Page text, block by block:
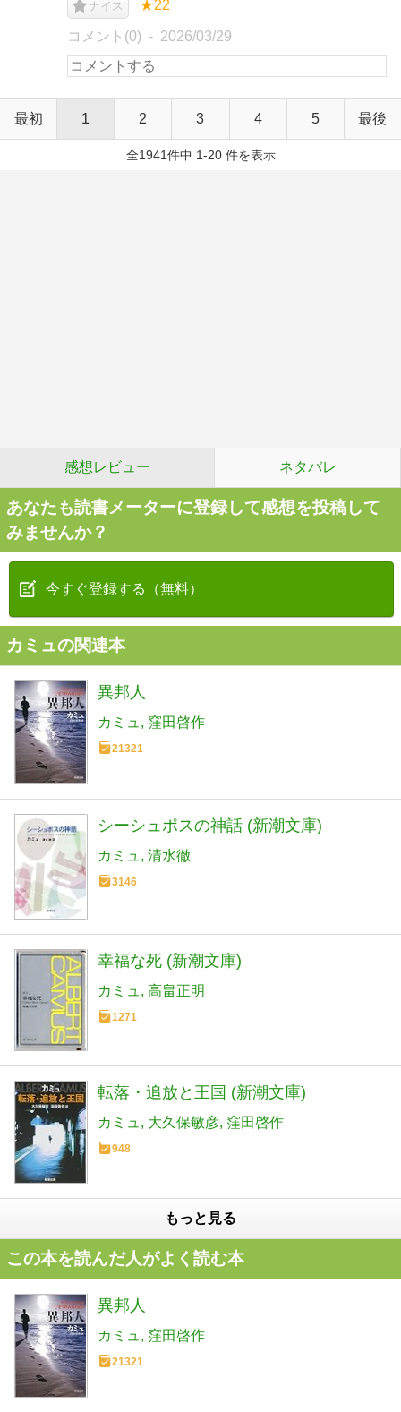
ナイス ★22
コメント(0) 2026/03/29
最初 1 2 3 4 5 最後
全1941件中 1-20 件を表示
感想レビュー ネタバレ
あなたも読書メーターに登録して感想を投稿して
みませんか？
今すぐ登録する（無料）
カミュの関連本
異邦人
カミュ 窪田啓作
21321
シーシュポスの神話 (新潮文庫)
カミュ 清水徹
3146
幸福な死 (新潮文庫)
カミュ 高畠正明
1271
転落・追放と王国 (新潮文庫)
カミュ 大久保敏彦 窪田啓作
948
もっと見る
この本を読んだ人がよく読む本
異邦人
カミュ 窪田啓作
21321